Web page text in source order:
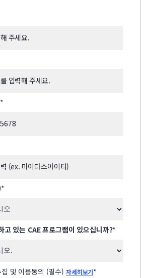
의(email/SMS) (필수)
*
*
고 있는 CAE 프로그램이 있으십니까?*
및 이용동의 (필수) 자세히보기*